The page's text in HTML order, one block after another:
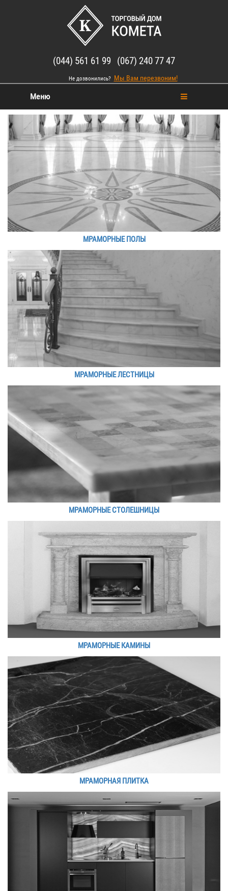
(044) 561 61 99 (067) 240 77 47
Не дозвонились? Мы Вам перезвоним!
Меню
МРАМОРНЫЕ ПОЛЫ
МРАМОРНЫЕ ЛЕСТНИЦЫ
МРАМОРНЫЕ СТОЛЕШНИЦЫ
МРАМОРНЫЕ КАМИНЫ
МРАМОРНАЯ ПЛИТКА